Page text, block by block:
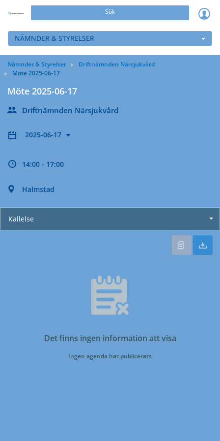
Sök
NÄMNDER & STYRELSER
Nämnder & Styrelser
Driftnämnden Närsjukvård
Möte 2025-06-17
Möte 2025-06-17
Driftnämnden Närsjukvård
2025-06-17
14:00 - 17:00
Halmstad
Kallelse
Det finns ingen information att visa
Ingen agenda har publicerats